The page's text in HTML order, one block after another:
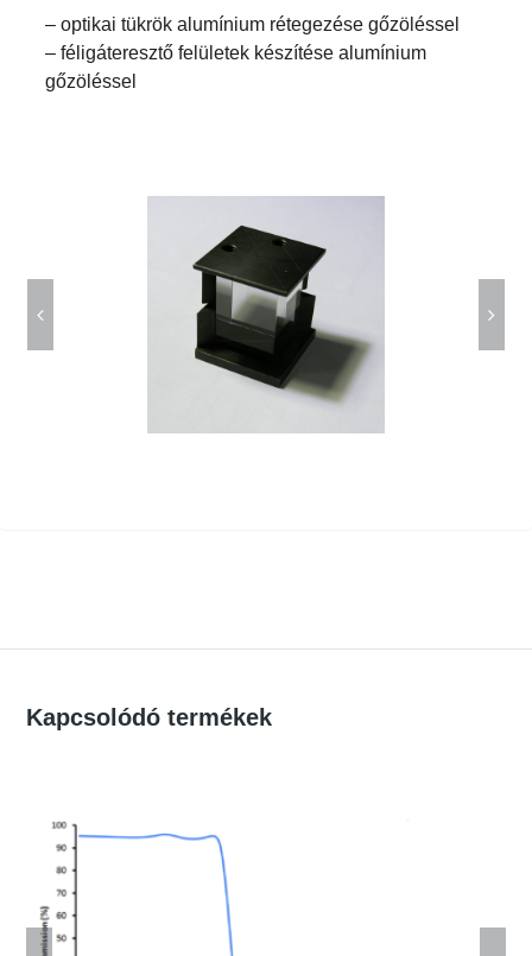
– optikai tükrök alumínium rétegezése gőzöléssel
– féligáteresztő felületek készítése alumínium
gőzöléssel
Kapcsolódó termékek